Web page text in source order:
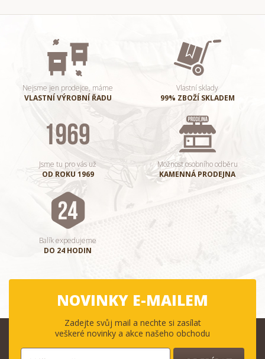
Nejsme jen prodejce, máme
VLASTNÍ VÝROBNÍ ŘADU
Vlastní sklady
99% ZBOŽÍ SKLADEM
Jsme tu pro vás už
OD ROKU 1969
Možnost osobního odběru
KAMENNÁ PRODEJNA
Balík expedujeme
DO 24 HODIN
NOVINKY E-MAILEM
Zadejte svůj mail a nechte si zasílat
veškeré novinky a akce našeho obchodu